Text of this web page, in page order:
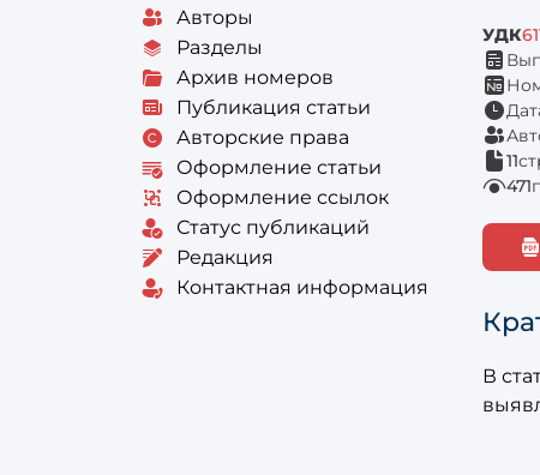
Авторы
Разделы
Архив номеров
Публикация статьи
Авторские права
Оформление статьи
Оформление ссылок
Статус публикаций
Редакция
Контактная информация
УДК
11
471
В